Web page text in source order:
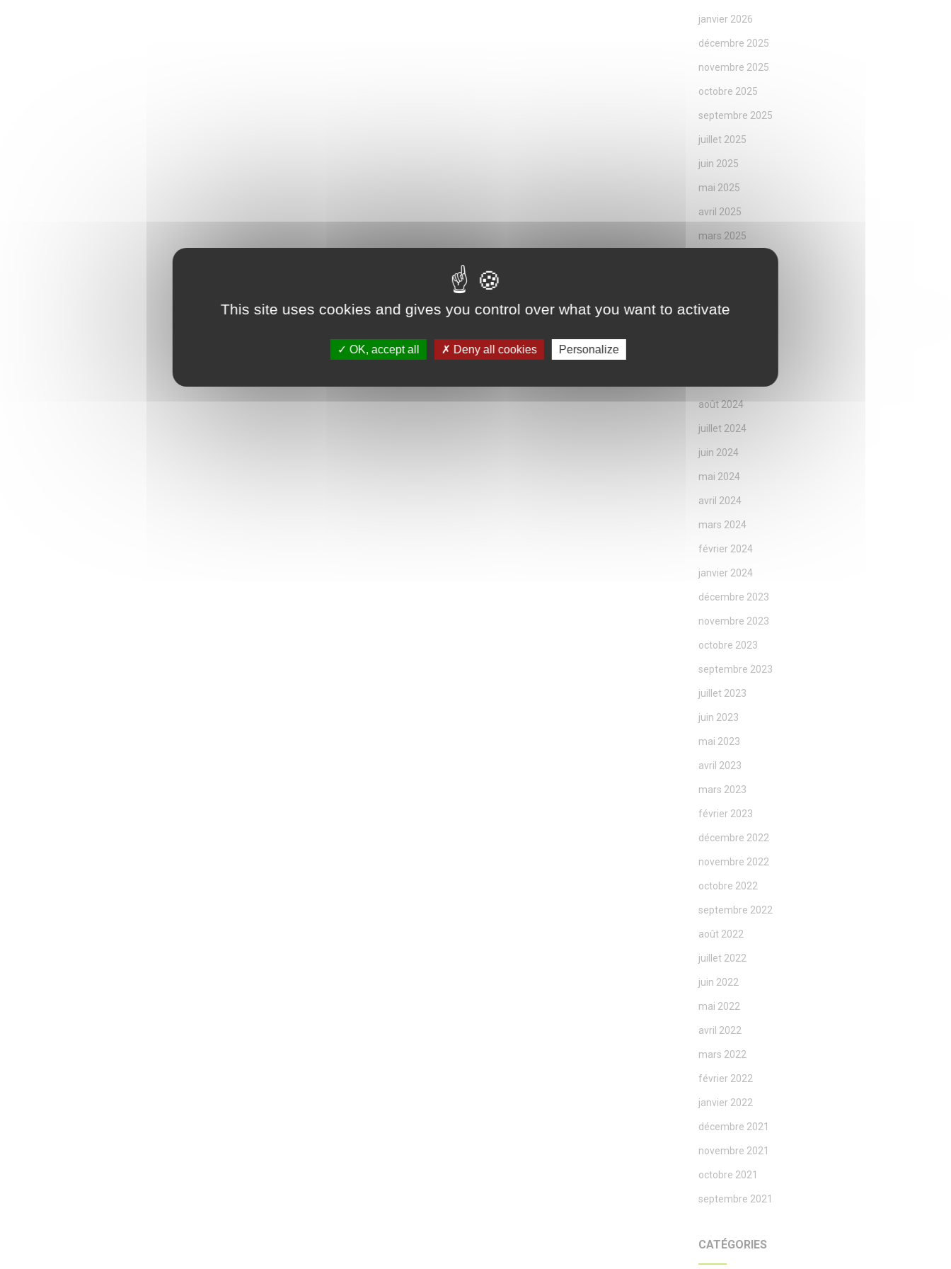
janvier 2026
décembre 2025
novembre 2025
octobre 2025
septembre 2025
juillet 2025
juin 2025
mai 2025
avril 2025
mars 2025
décembre 2024
août 2024
juillet 2024
juin 2024
mai 2024
avril 2024
mars 2024
février 2024
janvier 2024
décembre 2023
novembre 2023
octobre 2023
septembre 2023
juillet 2023
juin 2023
mai 2023
avril 2023
mars 2023
février 2023
décembre 2022
novembre 2022
octobre 2022
septembre 2022
août 2022
juillet 2022
juin 2022
mai 2022
avril 2022
mars 2022
février 2022
janvier 2022
décembre 2021
novembre 2021
octobre 2021
septembre 2021
CATÉGORIES
This site uses cookies and gives you control over what you want to activate
OK, accept all Deny all cookies Personalize